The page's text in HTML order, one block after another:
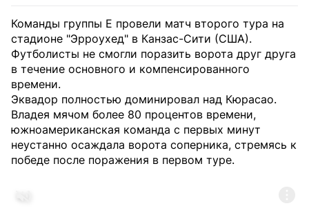
Команды группы E провели матч второго тура на
стадионе "Эрроухед" в Канзас-Сити (США).
Футболисты не смогли поразить ворота друг друга
в течение основного и компенсированного
времени.
Эквадор полностью доминировал над Кюрасао.
Владея мячом более 80 процентов времени,
южноамериканская команда с первых минут
неустанно осаждала ворота соперника, стремясь к
победе после поражения в первом туре.